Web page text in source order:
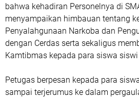
bahwa kehadiran Personelnya di
menyampaikan himbauan tentang
Penyalahgunaan Narkoba dan
dengan Cerdas serta sekaligus
Kamtibmas kepada para siswa siswi
Petugas berpesan kepada para
sampai terjerumus ke dalam